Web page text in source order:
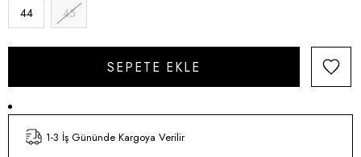
44 45
1-3 İş Gününde Kargoya Verilir